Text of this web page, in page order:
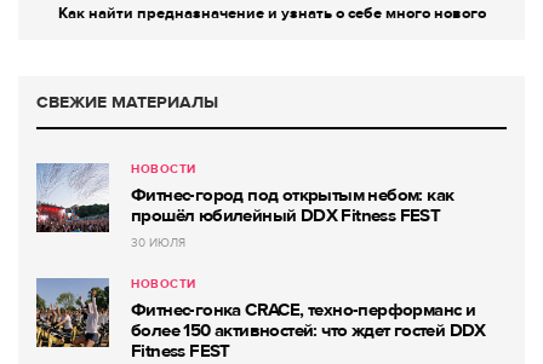
Как найти предназначение и узнать о себе много нового
СВЕЖИЕ МАТЕРИАЛЫ
НОВОСТИ
Фитнес-город под открытым небом: как
прошёл юбилейный DDX Fitness FEST
30 ИЮЛЯ
НОВОСТИ
Фитнес-гонка CRACE, техно-перформанс и
более 150 активностей: что ждет гостей DDX
Fitness FEST